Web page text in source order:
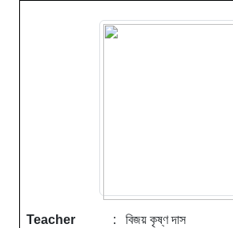
Teacher
: বিজয় কৃষ্ণ দাস